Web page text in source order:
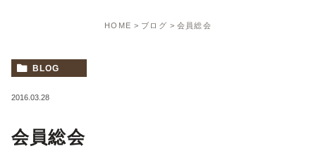
HOME ブログ 会員総会
BLOG
2016.03.28
会員総会